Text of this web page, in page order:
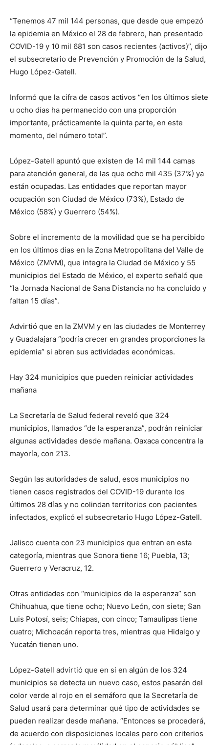
“Tenemos 47 mil 144 personas, que desde que empezó
la epidemia en México el 28 de febrero, han presentado
COVID-19 y 10 mil 681 son casos recientes (activos)”, dijo
el subsecretario de Prevención y Promoción de la Salud,
Hugo López-Gatell.
Informó que la cifra de casos activos “en los últimos siete
u ocho días ha permanecido con una proporción
importante, prácticamente la quinta parte, en este
momento, del número total”.
López-Gatell apuntó que existen de 14 mil 144 camas
para atención general, de las que ocho mil 435 (37%) ya
están ocupadas. Las entidades que reportan mayor
ocupación son Ciudad de México (73%), Estado de
México (58%) y Guerrero (54%).
Sobre el incremento de la movilidad que se ha percibido
en los últimos días en la Zona Metropolitana del Valle de
México (ZMVM), que integra la Ciudad de México y 55
municipios del Estado de México, el experto señaló que
“la Jornada Nacional de Sana Distancia no ha concluido y
faltan 15 días”.
Advirtió que en la ZMVM y en las ciudades de Monterrey
y Guadalajara “podría crecer en grandes proporciones la
epidemia” si abren sus actividades económicas.
Hay 324 municipios que pueden reiniciar actividades
mañana
La Secretaría de Salud federal reveló que 324
municipios, llamados “de la esperanza”, podrán reiniciar
algunas actividades desde mañana. Oaxaca concentra la
mayoría, con 213.
Según las autoridades de salud, esos municipios no
tienen casos registrados del COVID-19 durante los
últimos 28 días y no colindan territorios con pacientes
infectados, explicó el subsecretario Hugo López-Gatell.
Jalisco cuenta con 23 municipios que entran en esta
categoría, mientras que Sonora tiene 16; Puebla, 13;
Guerrero y Veracruz, 12.
Otras entidades con “municipios de la esperanza” son
Chihuahua, que tiene ocho; Nuevo León, con siete; San
Luis Potosí, seis; Chiapas, con cinco; Tamaulipas tiene
cuatro; Michoacán reporta tres, mientras que Hidalgo y
Yucatán tienen uno.
López-Gatell advirtió que en si en algún de los 324
municipios se detecta un nuevo caso, estos pasarán del
color verde al rojo en el semáforo que la Secretaría de
Salud usará para determinar qué tipo de actividades se
pueden realizar desde mañana. “Entonces se procederá,
de acuerdo con disposiciones locales pero con criterios